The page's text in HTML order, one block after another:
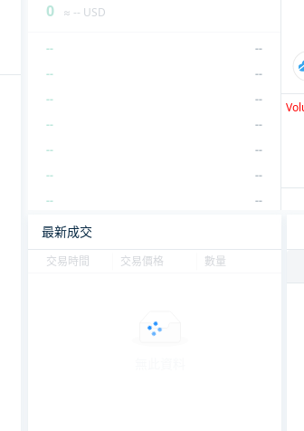
0 ≈ -- USD
--
--
--
--
--
--
--
--
--
--
--
--
--
--
--
--
--
最新成交
交易時間 交易價格 數量